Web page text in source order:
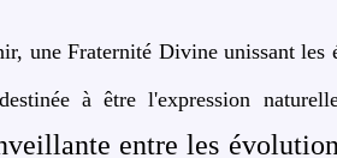
une Fraternité Divine unissant les
à être l'expression
entre les